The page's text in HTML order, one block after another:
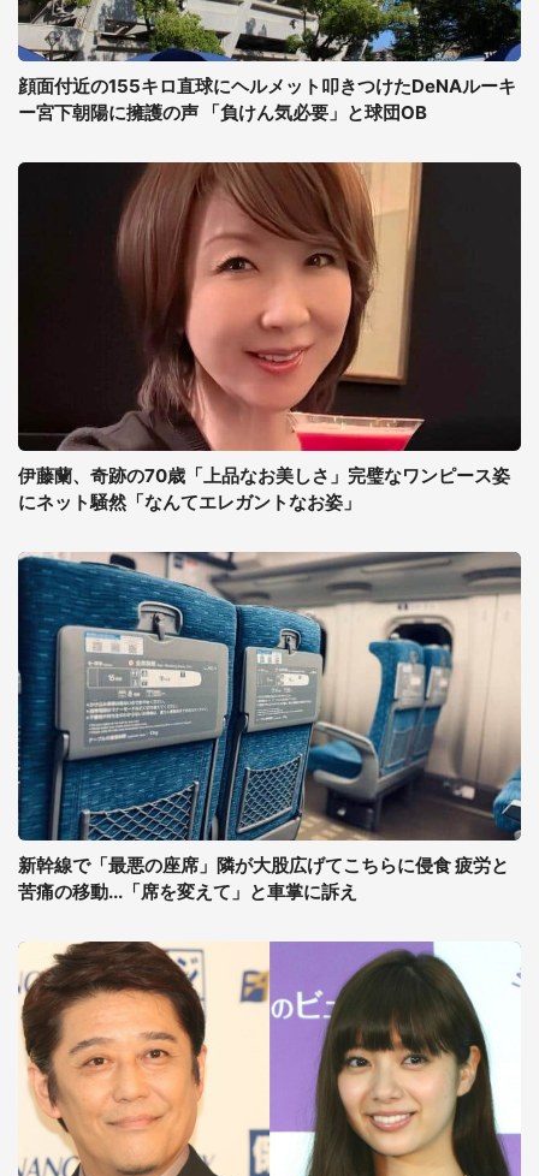
顔面付近の155キロ直球にヘルメット叩きつけたDeNAルーキ
ー宮下朝陽に擁護の声 「負けん気必要」と球団OB
伊藤蘭、奇跡の70歳「上品なお美しさ」完璧なワンピース姿
にネット騒然「なんてエレガントなお姿」
新幹線で「最悪の座席」隣が大股広げてこちらに侵食 疲労と
苦痛の移動...「席を変えて」と車掌に訴え